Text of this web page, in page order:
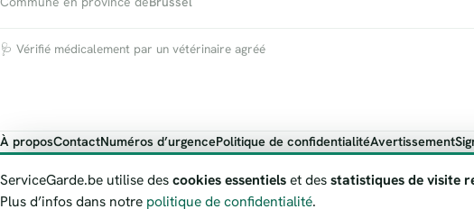
🩺 Vérifié médicalement par un vétérinaire agréé
À proposContactNuméros d’urgencePolitique de confidentialitéAvertissement
ServiceGarde.be présente des informations publiques de garde à titre indicatif.
© 2026 ServiceGarde.be
ServiceGarde.be utilise descookies essentielset desstatistiques de visite
Plus d’infos dans notre politique de confidentialité.